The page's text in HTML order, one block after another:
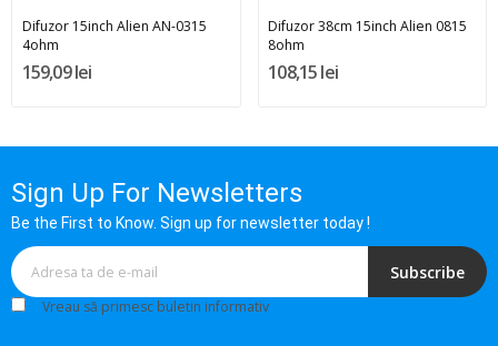
Difuzor 15inch Alien AN-0315
4ohm
159,09 lei
Difuzor 38cm 15inch Alien 0815
8ohm
108,15 lei
Sign Up For Newsletters
Be the First to Know. Sign up for newsletter today !
Subscribe
Vreau să primesc buletin informativ